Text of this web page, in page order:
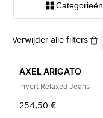
Categorieën
Verwijder alle filters
AXEL ARIGATO
Invert Relaxed Jeans
254,50 €